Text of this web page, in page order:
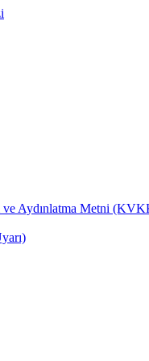
ve Aydınlatma Metni